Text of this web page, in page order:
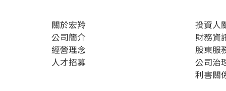
關於宏羚
公司簡介
經營理念
人才招募
投資人
財務資
股東服
公司治
利害關